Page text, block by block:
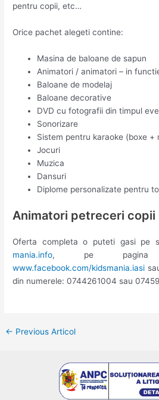
pentru copii, etc…
Orice pachet alegeti contine:
Masina de baloane de sapun
Animatori / animatori – in
Baloane de modelaj
Baloane decorative
DVD cu fotografii din timpul
Sonorizare
Sistem pentru karaoke (boxe +
Jocuri
Muzica
Dansuri
Diplome personalizate pentru
Animatori petreceri copii
Oferta completa o puteti gasi pe
mania.info, pe pagina
www.facebook.com/kidsmania.iasi
din numerele: 0744261004 sau
Post
← Previous Articol